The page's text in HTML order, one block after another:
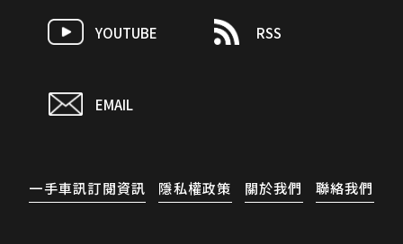
YOUTUBE RSS
EMAIL
一手車訊訂閱資訊 隱私權政策 關於我們 聯絡我們